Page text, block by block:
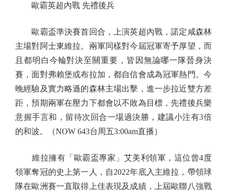
歐霸英超內戰 先禮後兵
歐霸盃準決賽首回合，上演英超內戰，諾定咸森林
主場對阿士東維拉。兩軍同樣對今屆冠軍寄予厚望，而
且都明白今輪對決至關重要，皆因無論哪一隊晉身決
賽，面對弗賴堡或布拉加，都自信會成為冠軍熱門。今
晚經驗及實力略遜的森林主場出擊，進一步拉近雙方差
距，預期兩軍在壓力下都會以不敗為目標，先禮後兵樂
意握手言和，留待次回合一場過決勝，建議小注有3倍
的和波。（NOW 643台周五3:00am直播）
維拉擁有「歐霸盃專家」艾美利領軍，這位曾4度
領軍奪冠的史上第一人，自2022年底入主維拉，帶領球
隊在歐洲賽一直取得上佳表現及成績，上屆歐聯八強戰